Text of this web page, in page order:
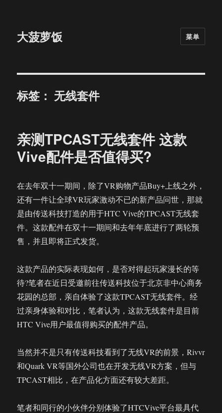
大菠萝饭 菜单
标签： 无线套件
亲测TPCAST无线套件 这款
Vive配件是否值得买?
在去年双十一期间，除了VR购物产品Buy+上线之外，
还有一件让全球VR玩家激动不已的新产品问世，那就
是由传送科技打造的用于HTC Vive的TPCAST无线套
件。这款配件在双十一期间和去年年底进行了两轮预
售，并且即将正式发货。
这款产品的实际表现如何，是否对得起玩家漫长的等
待?笔者在近日受邀前往传送科技位于北京非中心商务
花园的总部，亲自体验了这款TPCAST无线套件。经
过亲身体验和对比，笔者认为，这款无线套件是目前
HTC Vive用户最值得购买的配件产品。
当然并不是只有传送科技看到了无线VR的前景，Rivvr
和Quark VR等国外公司也在开发无线VR方案，但与
TPCAST相比，在产品化方面还有较大差距。
笔者和同行的小伙伴分别体验了HTCVive平台最具代